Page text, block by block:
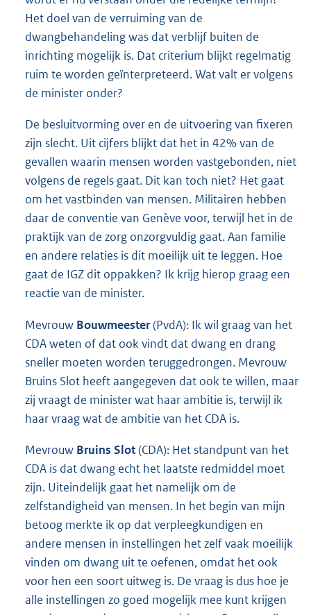
Het doel van de verruiming van de
dwangbehandeling was dat verblijf buiten de
inrichting mogelijk is. Dat criterium blijkt regelmatig
ruim te worden geïnterpreteerd. Wat valt er volgens
de minister onder?
De besluitvorming over en de uitvoering van fixeren
zijn slecht. Uit cijfers blijkt dat het in 42% van de
gevallen waarin mensen worden vastgebonden, niet
volgens de regels gaat. Dit kan toch niet? Het gaat
om het vastbinden van mensen. Militairen hebben
daar de conventie van Genève voor, terwijl het in de
praktijk van de zorg onzorgvuldig gaat. Aan familie
en andere relaties is dit moeilijk uit te leggen. Hoe
gaat de IGZ dit oppakken? Ik krijg hierop graag een
reactie van de minister.
Mevrouw Bouwmeester(PvdA): Ik wil graag van het
CDA weten of dat ook vindt dat dwang en drang
sneller moeten worden teruggedrongen. Mevrouw
Bruins Slot heeft aangegeven dat ook te willen, maar
zij vraagt de minister wat haar ambitie is, terwijl ik
haar vraag wat de ambitie van het CDA is.
Mevrouw Bruins Slot(CDA): Het standpunt van het
CDA is dat dwang echt het laatste redmiddel moet
zijn. Uiteindelijk gaat het namelijk om de
zelfstandigheid van mensen. In het begin van mijn
betoog merkte ik op dat verpleegkundigen en
andere mensen in instellingen het zelf vaak moeilijk
vinden om dwang uit te oefenen, omdat het ook
voor hen een soort uitweg is. De vraag is dus hoe je
alle instellingen zo goed mogelijk mee kunt krijgen